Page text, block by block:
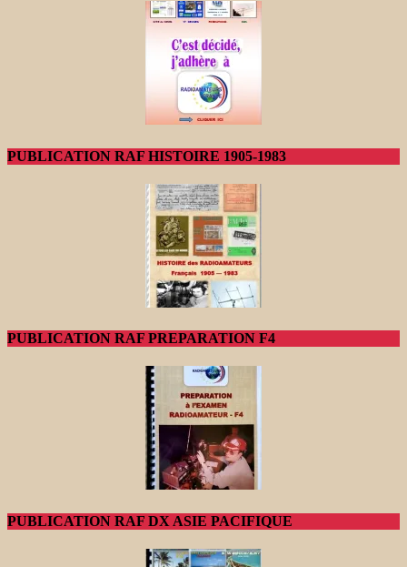
PUBLICATION RAF HISTOIRE 1905-1983
PUBLICATION RAF PREPARATION F4
PUBLICATION RAF DX ASIE PACIFIQUE